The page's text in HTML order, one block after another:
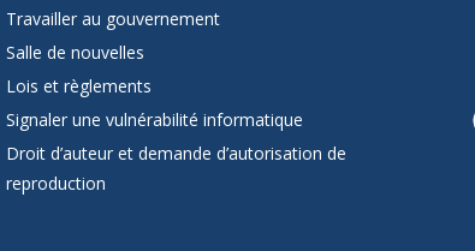
Travailler au gouvernement
Salle de nouvelles
Lois et règlements
Signaler une vulnérabilité informatique
Droit d’auteur et demande d’autorisation de
reproduction